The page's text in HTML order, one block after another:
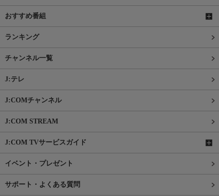
おすすめ番組
ランキング
チャンネル一覧
J:テレ
J:COMチャンネル
J:COM STREAM
J:COM TVサービスガイド
イベント・プレゼント
サポート・よくある質問